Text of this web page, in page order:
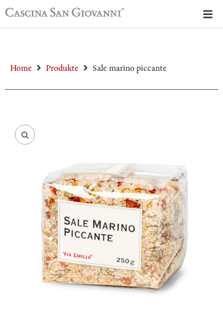
Home Produkte Sale marino piccante